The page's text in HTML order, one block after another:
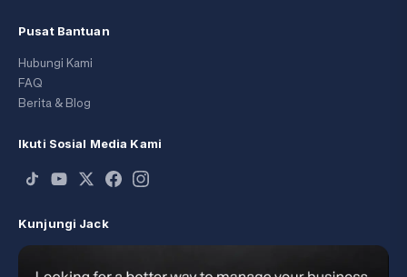
Pusat Bantuan
Hubungi Kami
FAQ
Berita & Blog
Ikuti Sosial Media Kami
Kunjungi Jack